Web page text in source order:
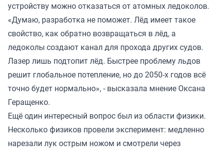
устройству можно отказаться от атомных ледоколов.
«Думаю, разработка не поможет. Лёд имеет такое
свойство, как обратно возвращаться в лёд, а
ледоколы создают канал для прохода других судов.
Лазер лишь подтопит лёд. Быстрее проблему льдов
решит глобальное потепление, но до 2050-х годов всё
точно будет нормально», - высказала мнение Оксана
Геращенко.
Ещё один интересный вопрос был из области физики.
Несколько физиков провели эксперимент: медленно
нарезали лук острым ножом и смотрели через